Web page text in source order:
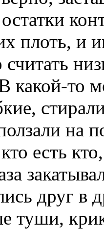
плоть, и
какой-то
на
есть
друг в
туши,